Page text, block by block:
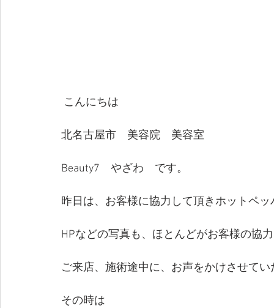
こんにちは
北名古屋市　美容院　美容室
Beauty7　やざわ　です。
昨日は、お客様に協力して頂きホットペ
HPなどの写真も、ほとんどがお客様の協
ご来店、施術途中に、お声をかけさせて
その時は